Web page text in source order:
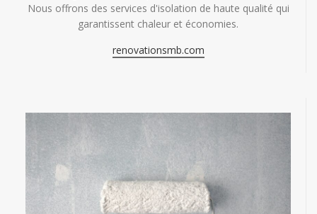
Nous offrons des services d'isolation de haute qualité qui
garantissent chaleur et économies.
renovationsmb.com